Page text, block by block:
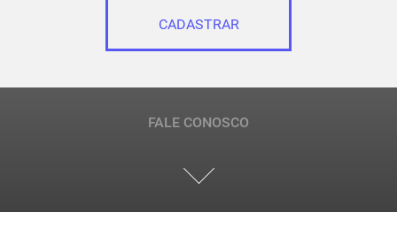
CADASTRAR
FALE CONOSCO